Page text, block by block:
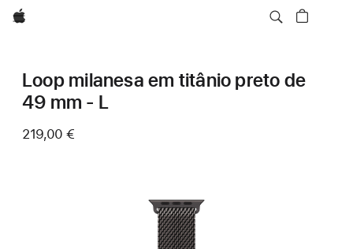
Apple
Loop milanesa em titânio preto de
49 mm - L
219,00 €